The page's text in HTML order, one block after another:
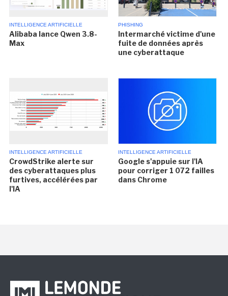
INTELLIGENCE ARTIFICIELLE
Alibaba lance Qwen 3.8-
Max
PHISHING
Intermarché victime d'une
fuite de données après
une cyberattaque
INTELLIGENCE ARTIFICIELLE
CrowdStrike alerte sur
des cyberattaques plus
furtives, accélérées par
l'IA
INTELLIGENCE ARTIFICIELLE
Google s'appuie sur l'IA
pour corriger 1 072 failles
dans Chrome